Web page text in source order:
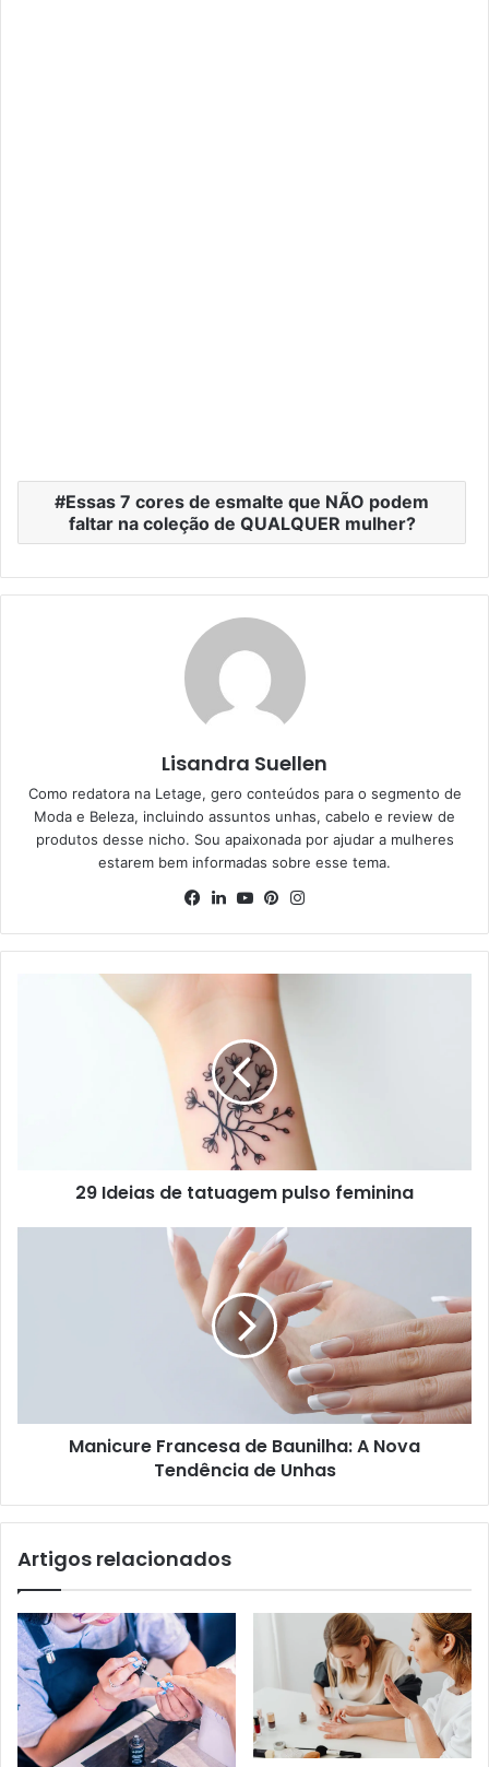
Essas 7 cores de esmalte que NÃO podem
faltar na coleção de QUALQUER mulher?
Lisandra Suellen
Como redatora na Letage, gero conteúdos para o segmento de
Moda e Beleza, incluindo assuntos unhas, cabelo e review de
produtos desse nicho. Sou apaixonada por ajudar a mulheres
estarem bem informadas sobre esse tema.
Facebook
Linkedin
YouTubePinterest
29 Ideias de tatuagem pulso feminina
Manicure Francesa de Baunilha: A Nova
Tendência de Unhas
Artigos relacionados